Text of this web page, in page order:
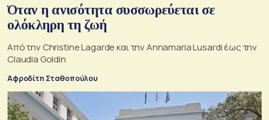
Όταν η ανισότητα συσσωρεύεται σε
ολόκληρη τη ζωή
Από την Christine Lagarde και την Annamaria Lusardi έως την
Claudia Goldin
Αφροδίτη Σταθοπούλου